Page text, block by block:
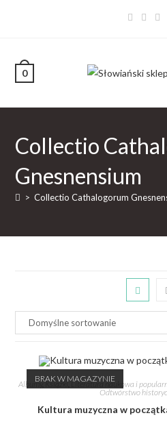
0
Collectio
Gnesnensium
> Collectio Cathalogorum
BRAK W MAGAZYNIE
Albumy,Książki,Literatura naukowa i
Odtwórstwo
Kultura muzyczna w